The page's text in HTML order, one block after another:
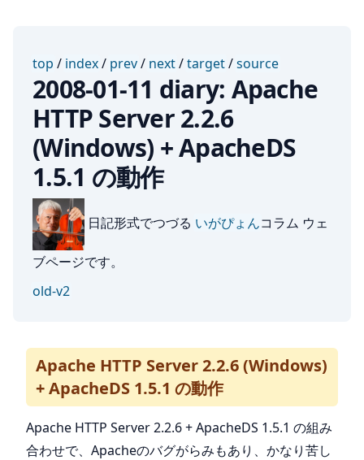
top / index/ prev/ next/target/source
2008-01-11 diary: Apache
HTTP Server 2.2.6
(Windows) + ApacheDS
1.5.1 の動作
日記形式でつづる いがぴょんコラム ウェ
ブページです。
old-v2
Apache HTTP Server 2.2.6 (Windows)
+ ApacheDS 1.5.1 の動作
Apache HTTP Server 2.2.6 + ApacheDS 1.5.1 の組み
合わせで、Apacheのバグがらみもあり、かなり苦し